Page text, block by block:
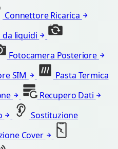
Connettore Ricarica
da liquidi
Fotocamera Posteriore
SIM
Pasta Termica
Recupero Dati
Sostituzione
Cover